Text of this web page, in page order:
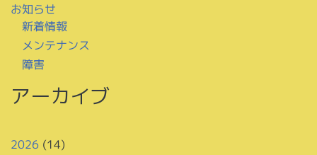
お知らせ
新着情報
メンテナンス
障害
アーカイブ
2026 (14)